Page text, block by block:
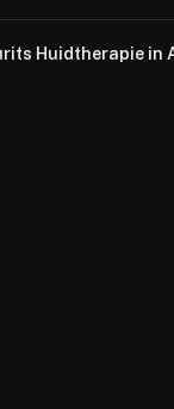
Huidtherapie in